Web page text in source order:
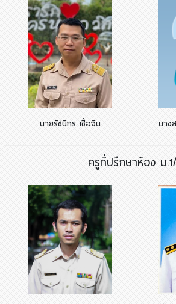
นายรัชนิกร เชื้อจีน นาง
ครูที่ปรึกษาห้อง ม